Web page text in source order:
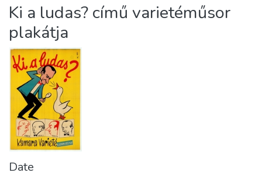
About us
Ki a ludas? című varietéműsor
plakátja
Date